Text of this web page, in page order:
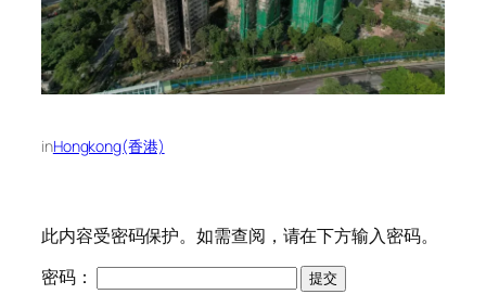
inHongkong(香港)
此内容受密码保护。如需查阅，请在下方输入密码。
密码：